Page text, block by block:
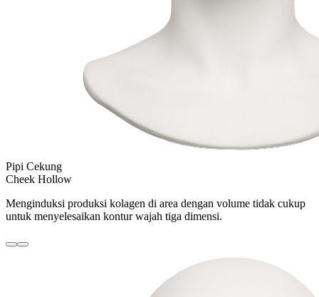
Pipi Cekung
Cheek Hollow
Menginduksi produksi kolagen di area dengan volume tidak cukup
untuk menyelesaikan kontur wajah tiga dimensi.